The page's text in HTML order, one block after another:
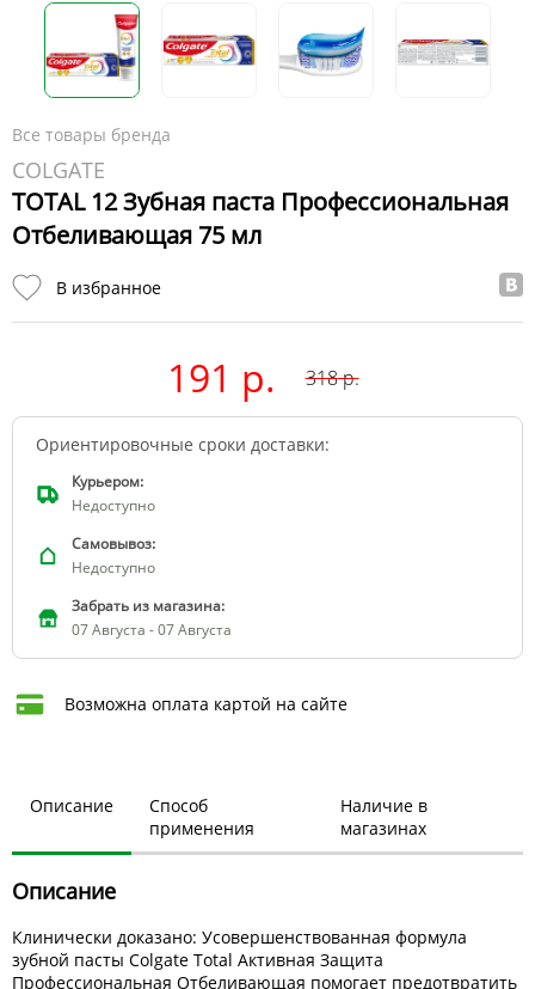
Все товары бренда
COLGATE
TOTAL 12 Зубная паста Профессиональная
Отбеливающая 75 мл
В избранное
191 р. 318р.
Ориентировочные сроки доставки:
Курьером:
Недоступно
Самовывоз:
Недоступно
Забрать из магазина:
07 Августа - 07 Августа
Возможна оплата картой на сайте
Описание
Способ
применения
Наличие в
магазинах
Описание
Клинически доказано: Усовершенствованная формула
зубной пасты Colgate Total Активная Защита
Профессиональная Отбеливающая помогает предотвратить